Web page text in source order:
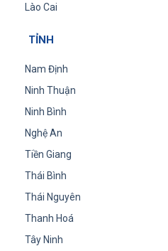
Lào Cai
TỈNH
Nam Định
Ninh Thuận
Ninh Bình
Nghệ An
Tiền Giang
Thái Bình
Thái Nguyên
Thanh Hoá
Tây Ninh